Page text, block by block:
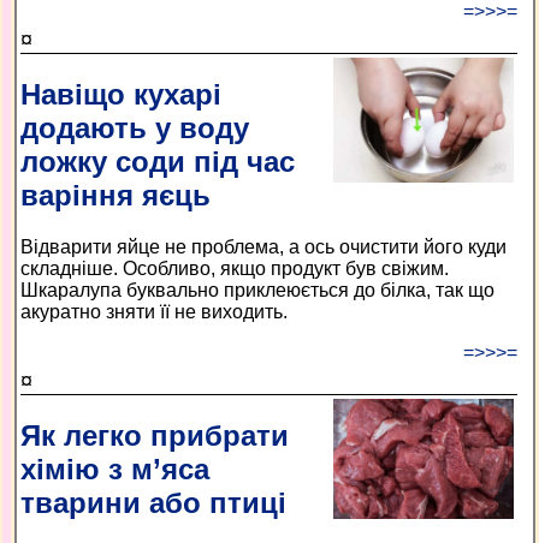
=>>>=
¤
Навіщо кухарі
додають у воду
ложку соди під час
варіння яєць
Відварити яйце не проблема, а ось очистити його куди
складніше. Особливо, якщо продукт був свіжим.
Шкаралупа буквально приклеюється до білка, так що
акуратно зняти її не виходить.
=>>>=
¤
Як легко прибрати
хімію з м’яса
тварини або птиці